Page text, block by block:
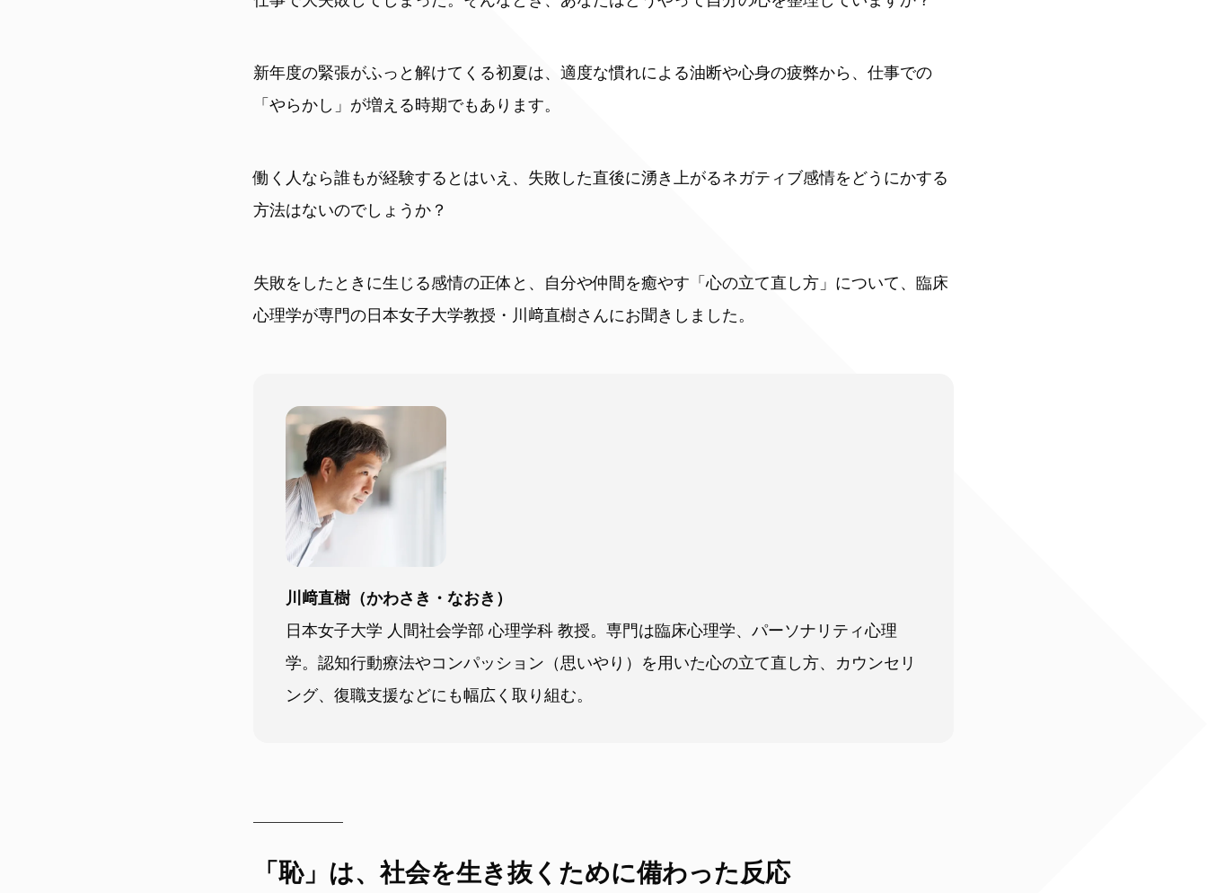
新年度の緊張がふっと解けてくる初夏は、適度な慣れによる油断や心身の疲弊から、仕事での
「やらかし」が増える時期でもあります。
働く人なら誰もが経験するとはいえ、失敗した直後に湧き上がるネガティブ感情をどうにかする
方法はないのでしょうか？
失敗をしたときに生じる感情の正体と、自分や仲間を癒やす「心の立て直し方」について、臨床
心理学が専門の日本女子大学教授・川﨑直樹さんにお聞きしました。
川﨑直樹（かわさき・なおき）
日本女子大学 人間社会学部 心理学科 教授。専門は臨床心理学、パーソナリティ心理
学。認知行動療法やコンパッション（思いやり）を用いた心の立て直し方、カウンセリ
ング、復職支援などにも幅広く取り組む。
「恥」は、社会を生き抜くために備わった反応